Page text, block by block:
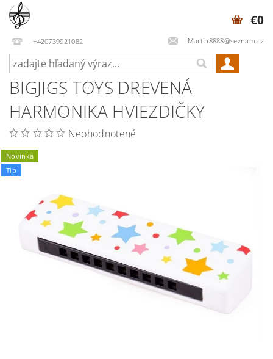
+420739921082 Martin8888@seznam.cz
€0
BIGJIGS TOYS DREVENÁ
HARMONIKA HVIEZDIČKY
Neohodnotené
Novinka
Tip